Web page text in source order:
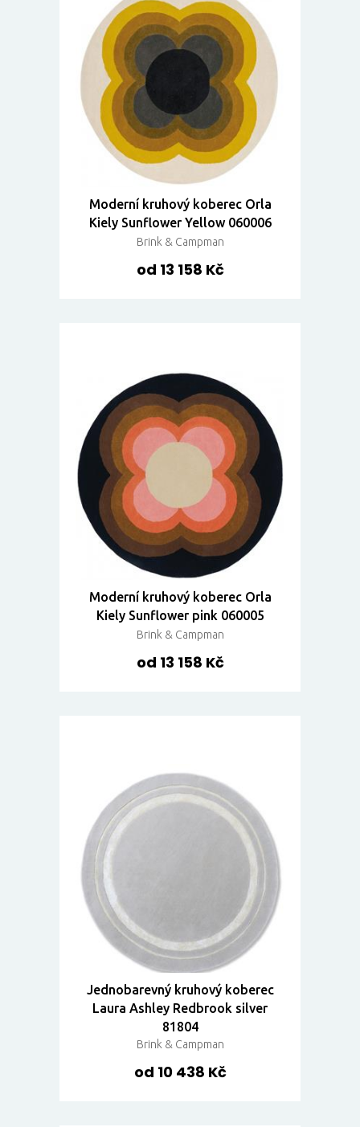
Moderní kruhový koberec Orla
Kiely Sunflower Yellow 060006
Brink & Campman
od 13 158 Kč
Moderní kruhový koberec Orla
Kiely Sunflower pink 060005
Brink & Campman
od 13 158 Kč
Jednobarevný kruhový koberec
Laura Ashley Redbrook silver
81804
Brink & Campman
od 10 438 Kč